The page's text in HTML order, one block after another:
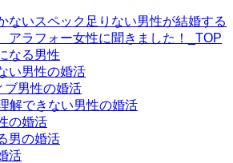
ないスペック足りない男性が結婚する
アラフォー女性に聞きました！_TOP
なる男性
い男性の婚活
ブ男性の婚活
解できない男性の婚活
の婚活
男の婚活
活